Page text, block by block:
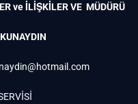
ve İLİŞKİLER VE MÜDÜRÜ